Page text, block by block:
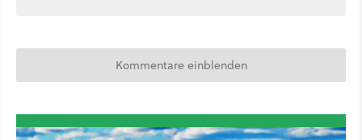
Kommentare einblenden